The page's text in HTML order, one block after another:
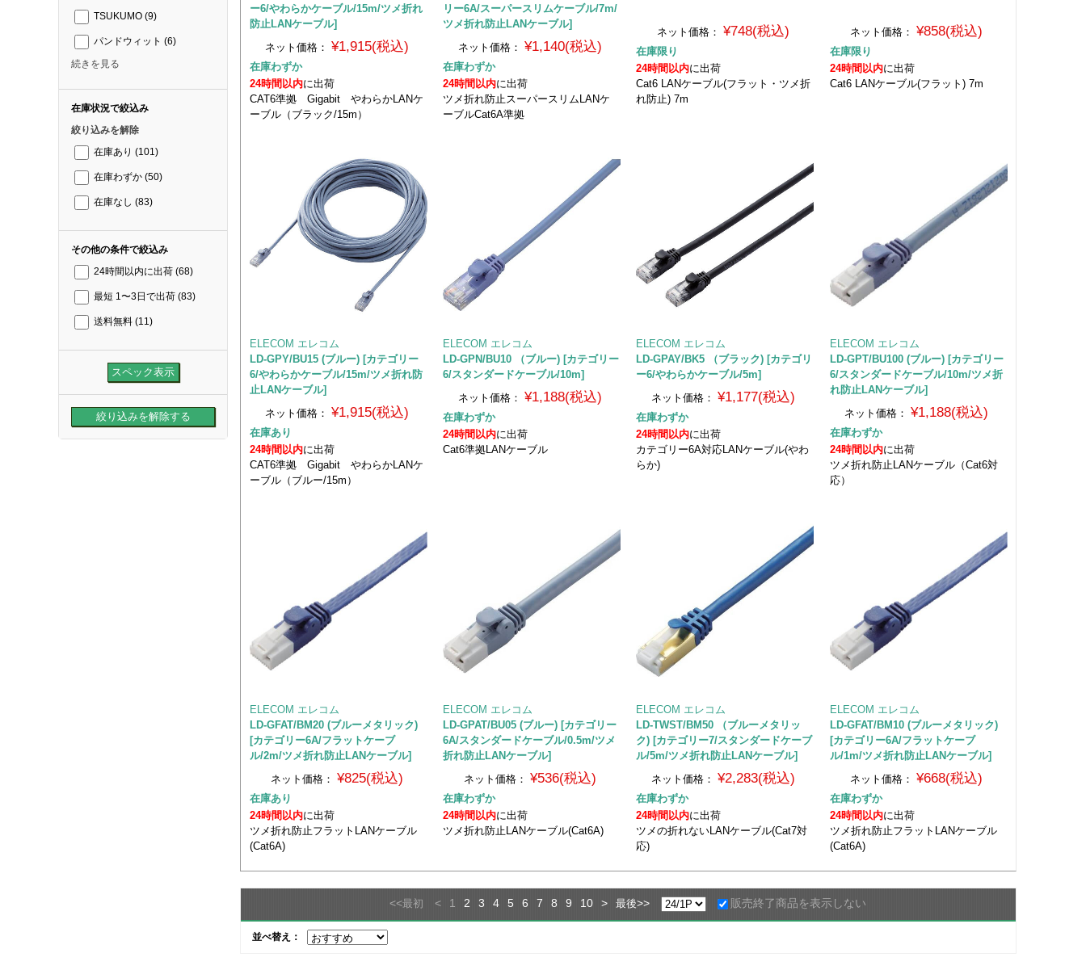
TSUKUMO (9)
パンドウィット (6)
続きを見る
在庫状況で絞込み
絞り込みを解除
在庫あり (101)
在庫わずか (50)
在庫なし (83)
その他の条件で絞込み
24時間以内に出荷 (68)
最短 1〜3日で出荷 (83)
送料無料 (11)
ー6/やわらかケーブル/15m/ツメ折れ
防止LANケーブル]
ネット価格： ¥1,915(税込)
在庫わずか
24時間以内に出荷
CAT6準拠 Gigabit やわらかLANケ
ーブル（ブラック/15m）
リー6A/スーパースリムケーブル/7m/
ツメ折れ防止LANケーブル]
ネット価格： ¥1,140(税込)
在庫わずか
24時間以内に出荷
ツメ折れ防止スーパースリムLANケ
ーブルCat6A準拠
ネット価格： ¥748(税込)
在庫限り
24時間以内に出荷
Cat6 LANケーブル(フラット・ツメ折
れ防止) 7m
ネット価格： ¥858(税込)
在庫限り
24時間以内に出荷
Cat6 LANケーブル(フラット) 7m
ELECOM エレコム
LD-GPY/BU15 (ブルー) [カテゴリー
6/やわらかケーブル/15m/ツメ折れ防
止LANケーブル]
ネット価格： ¥1,915(税込)
在庫あり
24時間以内に出荷
CAT6準拠 Gigabit やわらかLANケ
ーブル（ブルー/15m）
ELECOM エレコム
LD-GPN/BU10 （ブルー) [カテゴリー
6/スタンダードケーブル/10m]
ネット価格： ¥1,188(税込)
在庫わずか
24時間以内に出荷
Cat6準拠LANケーブル
ELECOM エレコム
LD-GPAY/BK5 （ブラック) [カテゴリ
ー6/やわらかケーブル/5m]
ネット価格：
¥1,177(税込)
在庫わずか
24時間以内に出荷
カテゴリー6A対応LANケーブル(やわ
らか)
ELECOM エレコム
LD-GPT/BU100 (ブルー) [カテゴリー
6/スタンダードケーブル/10m/ツメ折
れ防止LANケーブル]
ネット価格：
¥1,188(税込)
在庫わずか
24時間以内に出荷
ツメ折れ防止LANケーブル（Cat6対
応）
ELECOM エレコム
LD-GFAT/BM20 (ブルーメタリック)
[カテゴリー6A/フラットケーブ
ル/2m/ツメ折れ防止LANケーブル]
ネット価格： ¥825(税込)
在庫あり
24時間以内に出荷
ツメ折れ防止フラットLANケーブル
(Cat6A)
ELECOM エレコム
LD-GPAT/BU05 (ブルー) [カテゴリー
6A/スタンダードケーブル/0.5m/ツメ
折れ防止LANケーブル]
ネット価格： ¥536(税込)
在庫わずか
24時間以内に出荷
ツメ折れ防止LANケーブル(Cat6A)
ELECOM エレコム
LD-TWST/BM50 （ブルーメタリッ
ク) [カテゴリー7/スタンダードケーブ
ル/5m/ツメ折れ防止LANケーブル]
ネット価格：
¥2,283(税込)
在庫わずか
24時間以内に出荷
ツメの折れないLANケーブル(Cat7対
応)
ELECOM エレコム
LD-GFAT/BM10 (ブルーメタリック)
[カテゴリー6A/フラットケーブ
ル/1m/ツメ折れ防止LANケーブル]
ネット価格：
¥668(税込)
在庫わずか
24時間以内に出荷
ツメ折れ防止フラットLANケーブル
(Cat6A)
<<最初 < 1 2 3 4 5 6 7 8 9 10 > 最後>> 販売終了商品を表示しない
並べ替え：